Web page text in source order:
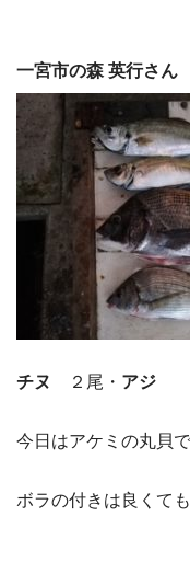
一宮市の森 英行さん
チヌ ２尾・ アジ
今日はアケミの丸貝で
ボラの付きは良くて